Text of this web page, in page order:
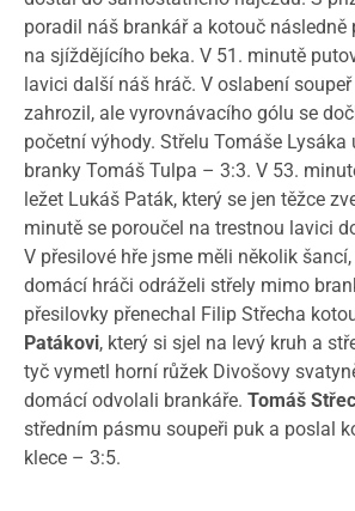
poradil náš brankář a kotouč následně
na sjíždějícího beka. V 51. minutě
lavici další náš hráč. V oslabení
zahrozil, ale vyrovnávacího gólu se
početní výhody. Střelu Tomáše Lysáka
branky Tomáš Tulpa – 3:3. V 53.
ležet Lukáš Paták, který se jen těžce
minutě se poroučel na trestnou lavici
V přesilové hře jsme měli několik
domácí hráči odráželi střely mimo
přesilovky přenechal Filip Střecha
Patákovi, který si sjel na levý kruh a
tyč vymetl horní růžek Divošovy
domácí odvolali brankáře. Tomáš
středním pásmu soupeři puk a poslal
klece – 3:5.